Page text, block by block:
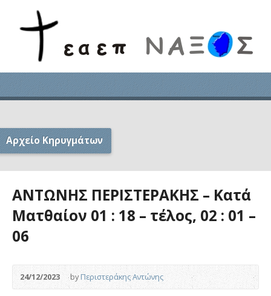
Αρχείο Κηρυγμάτων
ΑΝΤΩΝΗΣ ΠΕΡΙΣΤΕΡΑΚΗΣ – Κατά
Ματθαίον 01 : 18 – τέλος, 02 : 01 –
06
24/12/2023 byΠεριστεράκης Αντώνης